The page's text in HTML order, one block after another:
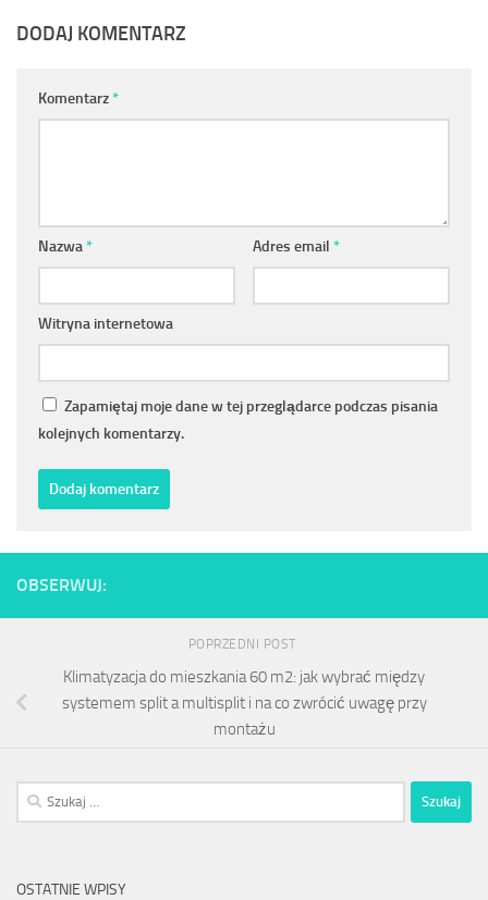
DODAJ KOMENTARZ
Komentarz*
Nazwa* Adres email *
Witryna internetowa
Zapamiętaj moje dane w tej przeglądarce podczas pisania
kolejnych komentarzy.
OBSERWUJ:
POPRZEDNI POST
Klimatyzacja do mieszkania 60 m2: jak wybrać między
systemem split a multisplit i na co zwrócić uwagę przy
montażu
Szukaj:
OSTATNIE WPISY